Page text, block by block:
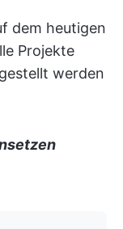
dem heutigen
Projekte
werden